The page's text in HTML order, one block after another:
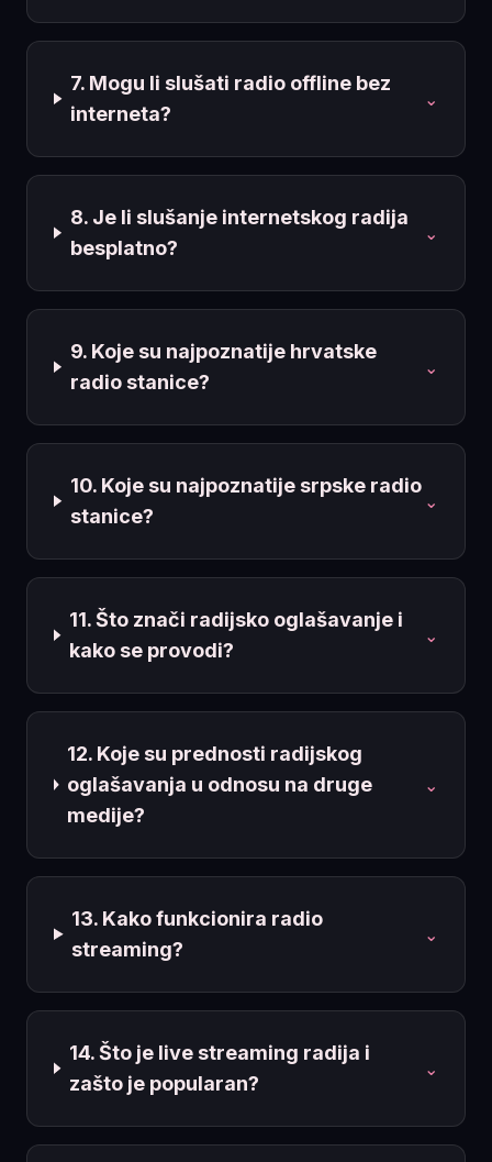
7. Mogu li slušati radio offline bez
interneta?
⌄
8. Je li slušanje internetskog radija
besplatno?
⌄
9. Koje su najpoznatije hrvatske
radio stanice?
⌄
10. Koje su najpoznatije srpske radio
stanice?
⌄
11. Što znači radijsko oglašavanje i
kako se provodi?
⌄
12. Koje su prednosti radijskog
oglašavanja u odnosu na druge
medije?
⌄
13. Kako funkcionira radio
streaming?
⌄
14. Što je live streaming radija i
zašto je popularan?
⌄